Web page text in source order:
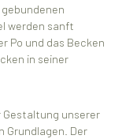
werden sanft
Po und das Becken
in seiner
Gestaltung unserer
Grundlagen. Der